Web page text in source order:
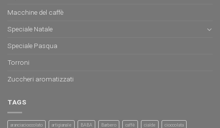
Macchine del caffè
Speciale Natale
Speciale Pasqua
Torroni
Zuccheri aromatizzati
TAGS
aranciacioccolato artigianale BABA Barbero caffè cialde cioccolata